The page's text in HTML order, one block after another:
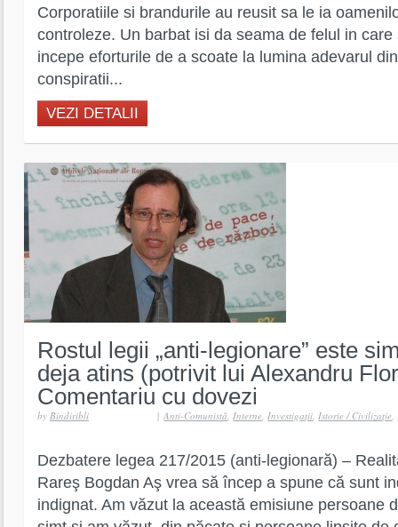
Corporatiile si brandurile au reusit sa le ia
controleze. Un barbat isi da seama de felul in
incepe eforturile de a scoate la lumina adevarul
conspiratii...
VEZI DETALII
Rostul legii „anti-legionare” este
deja atins (potrivit lui Alexandru
Comentariu cu dovezi
by Bindiribli | Anti-Comunistă,Interne,Investigaţii,Istorie / Civilizaţie,
Dezbatere legea 217/2015 (anti-legionară) –
Rareş Bogdan Aş vrea să încep a spune că sunt
indignat. Am văzut la această emisiune persoane